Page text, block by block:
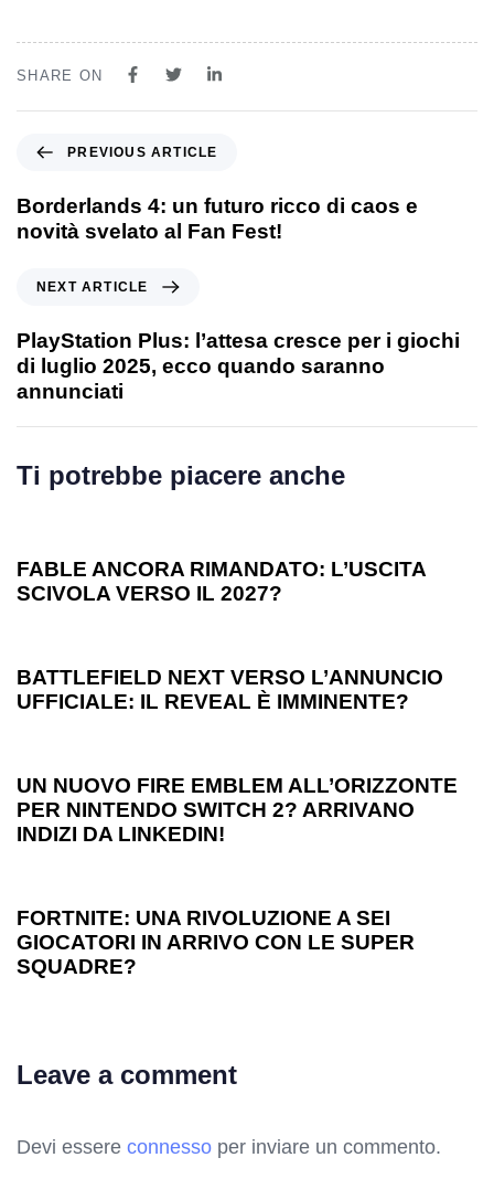
SHARE ON
PREVIOUS ARTICLE
Borderlands 4: un futuro ricco di caos e
novità svelato al Fan Fest!
NEXT ARTICLE
PlayStation Plus: l’attesa cresce per i giochi
di luglio 2025, ecco quando saranno
annunciati
Ti potrebbe piacere anche
FABLE ANCORA RIMANDATO: L’USCITA
SCIVOLA VERSO IL 2027?
BATTLEFIELD NEXT VERSO L’ANNUNCIO
UFFICIALE: IL REVEAL È IMMINENTE?
UN NUOVO FIRE EMBLEM ALL’ORIZZONTE
PER NINTENDO SWITCH 2? ARRIVANO
INDIZI DA LINKEDIN!
FORTNITE: UNA RIVOLUZIONE A SEI
GIOCATORI IN ARRIVO CON LE SUPER
SQUADRE?
Leave a comment
Devi essere connesso per inviare un commento.